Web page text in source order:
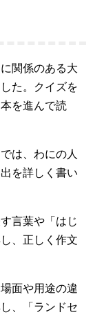
関係のある大
た。クイズを
を進んで読
は、わにの人
を詳しく書い
言葉や「はじ
、正しく作文
面や用途の違
、「ランドセ